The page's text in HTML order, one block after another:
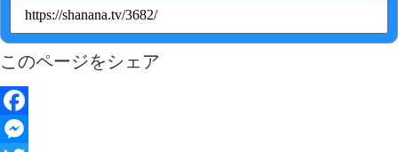
このページをシェア
Facebook